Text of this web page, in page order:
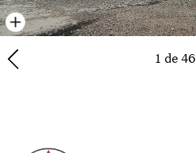
1 de 46